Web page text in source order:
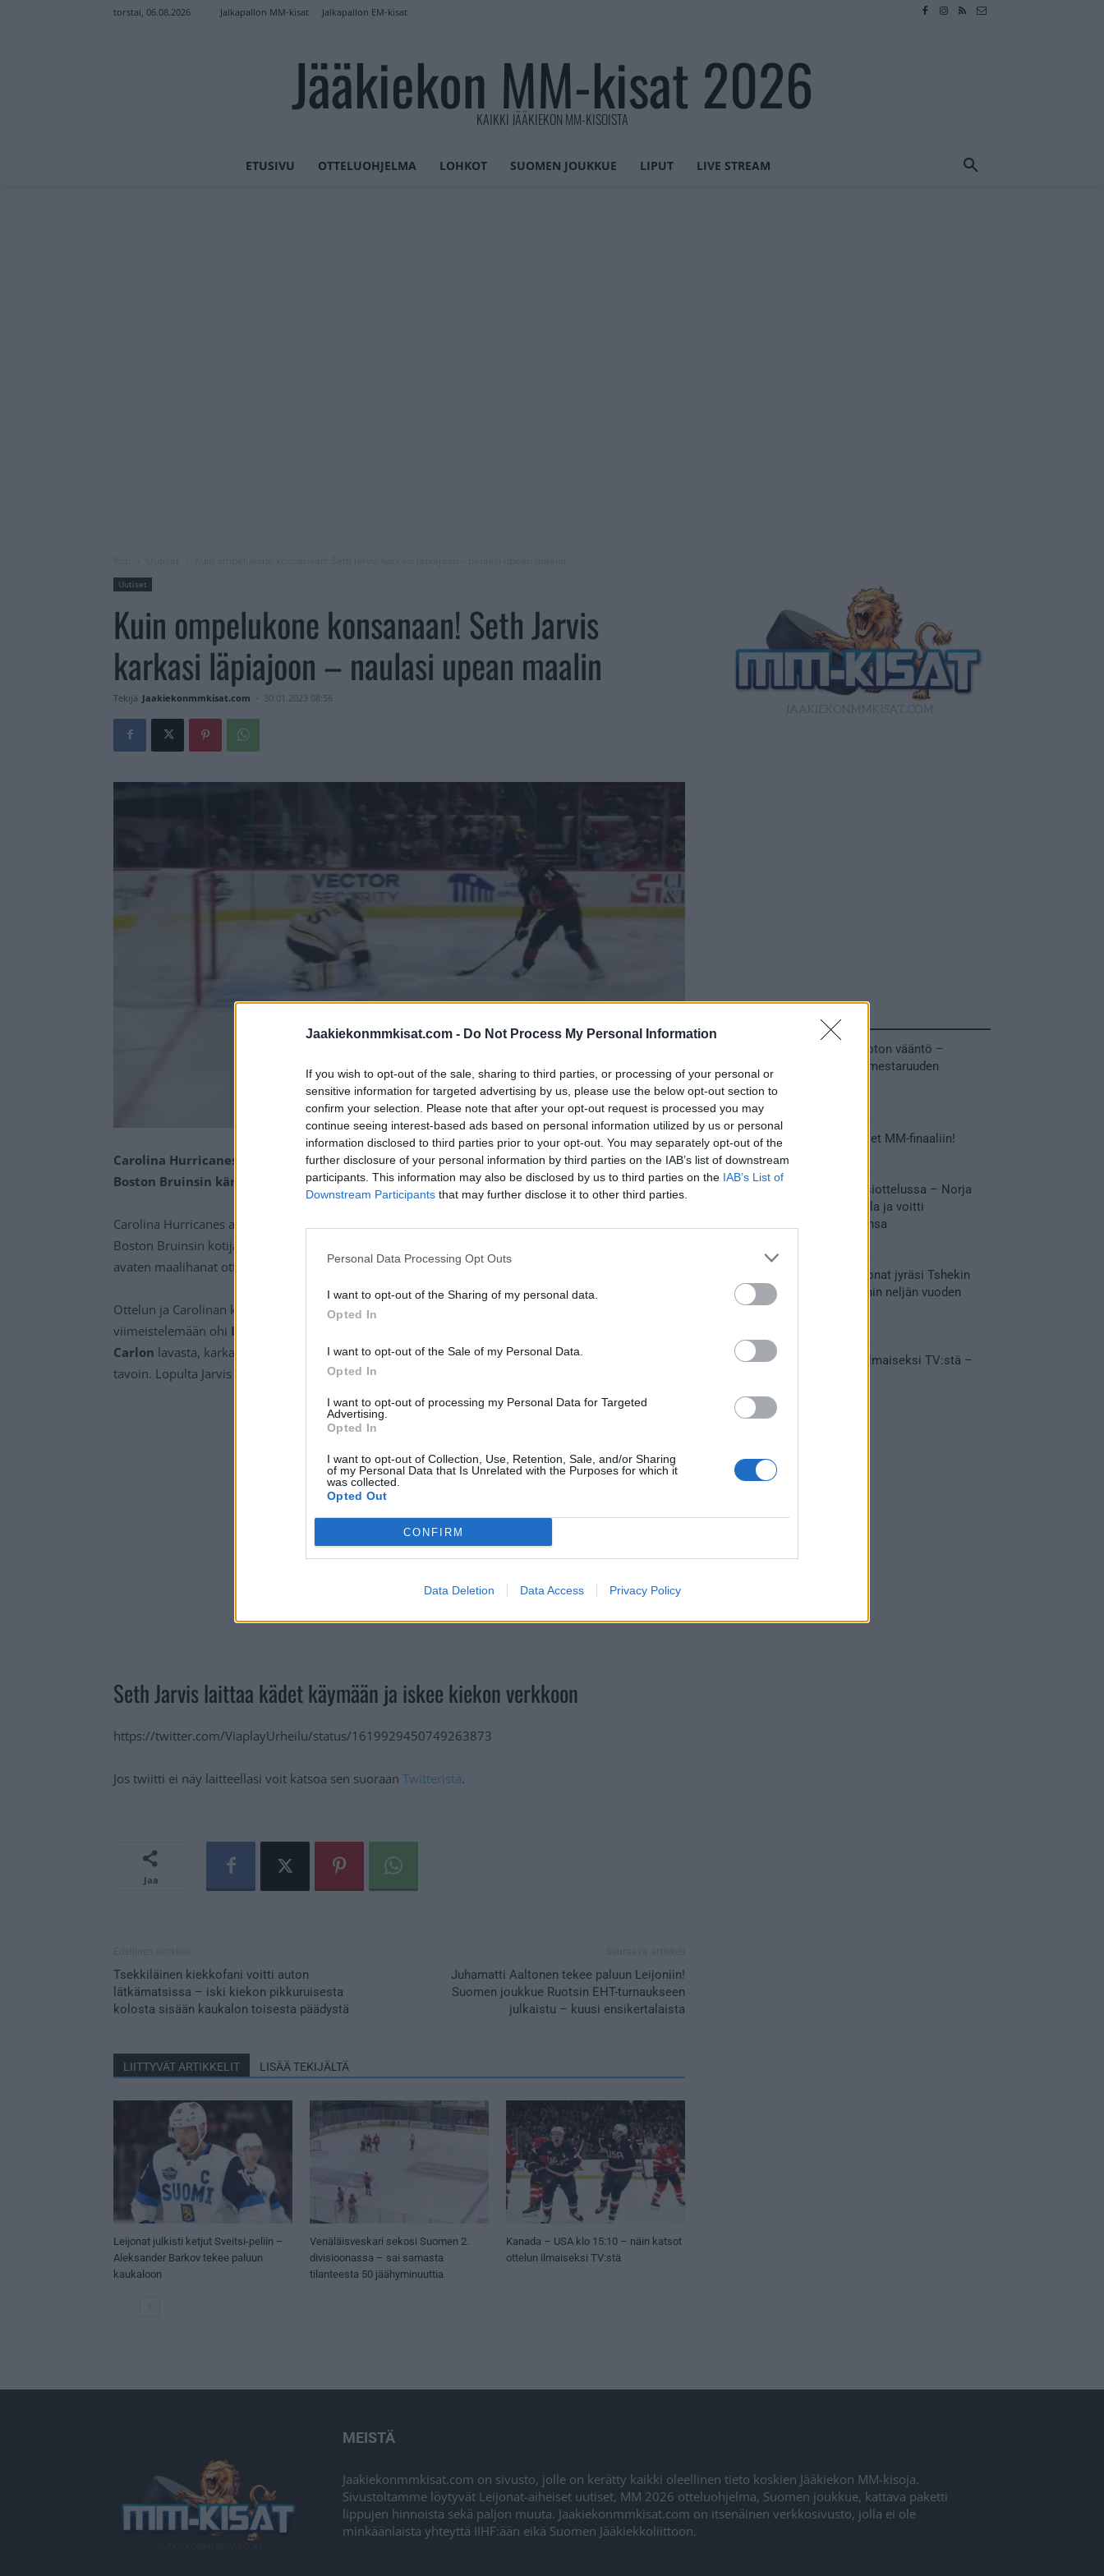
Jaakiekonmmkisat.com - Do Not Process My Personal Information
If you wish to opt-out of the sale, sharing to third parties, or processing of your personal or
sensitive information for targeted advertising by us, please use the below opt-out section to
confirm your selection. Please note that after your opt-out request is processed you may
continue seeing interest-based ads based on personal information utilized by us or personal
information disclosed to third parties prior to your opt-out. You may separately opt-out of the
further disclosure of your personal information by third parties on the IAB’s list of downstream
participants. This information may also be disclosed by us to third parties on the IAB’s List of
Downstream Participants that may further disclose it to other third parties.
Personal Data Processing Opt Outs
I want to opt-out of the Sharing of my personal data.
Opted In
I want to opt-out of the Sale of my Personal Data.
Opted In
I want to opt-out of processing my Personal Data for Targeted
Advertising.
Opted In
I want to opt-out of Collection, Use, Retention, Sale, and/or Sharing
of my Personal Data that Is Unrelated with the Purposes for which it
was collected.
Opted Out
CONFIRM
Data Deletion Data Access Privacy Policy
torstai, 06.08.2026 Jalkapallon MM-kisat Jalkapallon EM-kisat
Jääkiekon MM-kisat 2026
KAIKKI JÄÄKIEKON MM-KISOISTA
ETUSIVU OTTELUOHJELMA LOHKOT SUOMEN JOUKKUE LIPUT LIVE STREAM
Uutiset
Kuin ompelukone konsanaan! Seth Jarvis
karkasi läpiajoon – naulasi upean maalin
Tekijä Jaakiekonmmkisat.com - 30.01.2023 08:56
Carolina Hurricanesin Seth Jarvis iski joukkueensa kolmannen maalin, kun Carolina kaatoi
Boston Bruinsin kärkikamppailussa lukemin 4-1.
Carolina Hurricanes antoi myrskyvaroituksen kaatamalla NHL:n piikkipaikalla läpi kauden majailleen
Boston Bruinsin kotijäällä suvereenisti lukemin 4-1.
avaten maalihanat ottelussa.
Ottelun ja Carolinan kolmas maali merkittiin Seth Jarvisin
viimeistelemään ohi Linus Ullmarkin
Carlon lavasta, karkasi yksin nokikkain Ullmarkin kanssa ja laittoi kädet tikkaamaan ompelukoneen
tavoin. Lopulta Jarvis nosti kiekon rystyltä ohi tilanteessa voimattoman Ullmarkin.
Seth Jarvis laittaa kädet käymään ja iskee kiekon verkkoon
https://twitter.com/ViaplayUrheilu/status/1619929450749263873
Jos twiitti ei näy laitteellasi voit katsoa sen suoraan Twitteristä.
Jaa
Tsekkiläinen kiekkofani voitti auton
lätkämatsissa – iski kiekon pikkuruisesta
kolosta sisään kaukalon toisesta päädystä
Juhamatti Aaltonen tekee paluun Leijoniin!
Suomen joukkue Ruotsin EHT-turnaukseen
julkaistu – kuusi ensikertalaista
LIITTYVÄT ARTIKKELIT LISÄÄ TEKIJÄLTÄ
Leijonat julkisti ketjut Sveitsi-peliin –
Aleksander Barkov tekee paluun
kaukaloon
Venäläisveskari sekosi Suomen 2.
divisioonassa – sai samasta
tilanteesta 50 jäähyminuuttia
Kanada – USA klo 15:10 – näin katsot
ottelun ilmaiseksi TV:stä
Tuoreimmat uutiset
MM-kullasta käytiin armoton vääntö –
Leijonat voitti maailmanmestaruuden
jatkoajalla
Tässä Leijonien kentälliset MM-finaaliin!
31.05.2026 18:37
Huikeaa draamaa pronssiottelussa – Norja
kaatoi Kanadan jatkoajalla ja voitti
ensimmäisen MM-mitalinsa
Vakuuttava esitys – Leijonat jyräsi Tshekin
nurin ja eteni mitalipeleihin neljän vuoden
tauon jälkeen
Suomi – Tshekki näkyy ilmaiseksi TV:stä –
28.05.2026 15:09
MEISTÄ
Jaakiekonmmkisat.com on sivusto, jolle on kerätty kaikki oleellinen tieto koskien Jääkiekon MM-kisoja.
Sivustoltamme löytyvät Leijonat-aiheiset uutiset, MM 2026 otteluohjelma, Suomen joukkue, kattava paketti
lippujen hinnoista sekä paljon muuta. Jaakiekonmmkisat.com on itsenäinen verkkosivusto, jolla ei ole
minkäänlaista yhteyttä IIHF:ään eikä Suomen Jääkiekkoliittoon.